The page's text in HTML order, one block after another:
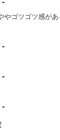
-
やゴツゴツ感が
-
-
-